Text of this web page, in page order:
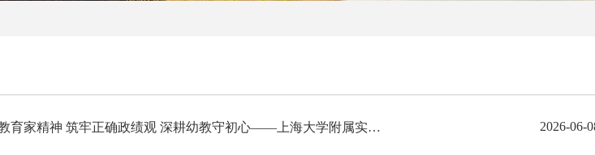
【“泮”你来上大】践行教育家精神 筑牢正确政绩观 深耕幼教守初心——上海大学附属实验幼儿园全体教职工走进上海大学开展沉浸式参观学习 2026-06-